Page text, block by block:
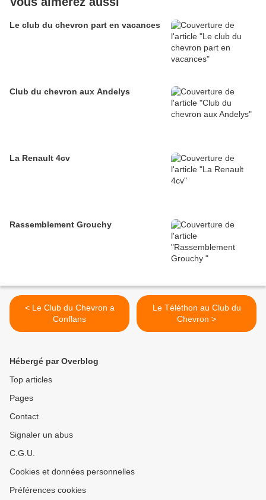
Le club du chevron part en vacances
Club du chevron aux Andelys
La Renault 4cv
Rassemblement Grouchy
< Le Club du Chevron a
Conflans
Le Téléthon au Club du
Chevron >
Hébergé par Overblog
Top articles
Pages
Contact
Signaler un abus
C.G.U.
Cookies et données personnelles
Préférences cookies